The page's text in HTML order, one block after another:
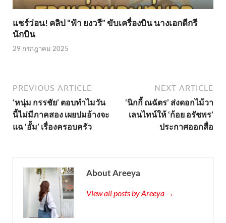
แชร์ว่อน! คลิป “ฟ้า ยงวรี” ขับเครื่องบิน นางเอกดีกรี
นักบิน
29 กรกฎาคม 2025
PREVIOUS ARTICLE
‘หนุ่ม กรรชัย’ ตอบทำไมวัน
นี้ไม่มีภาคสอง เผยปมอ้างจะ
แฉ ‘อั้ม’ เรื่องครอบครัว
NEXT ARTICLE
‘นิกกี้ ณฉัตร’ ส่งดอกไม้วา
เลนไทน์ให้ ‘ก้อย อรัชพร’
ประกาศออกสื่อ
About Areeya
View all posts by Areeya →